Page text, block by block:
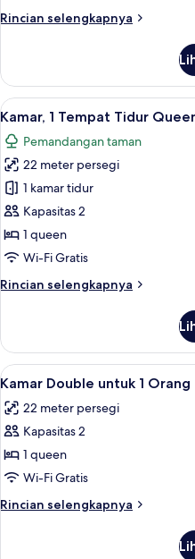
Double,
Rincian selengkapnya
Rincian
Apartemen
Basic,
2
Tempat
Tidur
Double,
dapur
kecil
Lihat
semua
foto
untuk
Kamar,
1
Tempat
Tidur
20
Kamar, 1 Tempat Tidur
Pemandangan taman
22 meter persegi
1 kamar tidur
Kapasitas 2
1 queen
Wi-Fi Gratis
Rincian selengkapnya
Rincian
Kamar,
Tempat
Queen
Lihat
semua
foto
untuk
Kamar
Double
untuk
1
23
Kamar Double untuk 1 Orang
22 meter persegi
Kapasitas 2
1 queen
Wi-Fi Gratis
Rincian selengkapnya
Rincian